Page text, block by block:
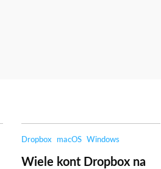
Dropbox macOS Windows
Wiele kont Dropbox na